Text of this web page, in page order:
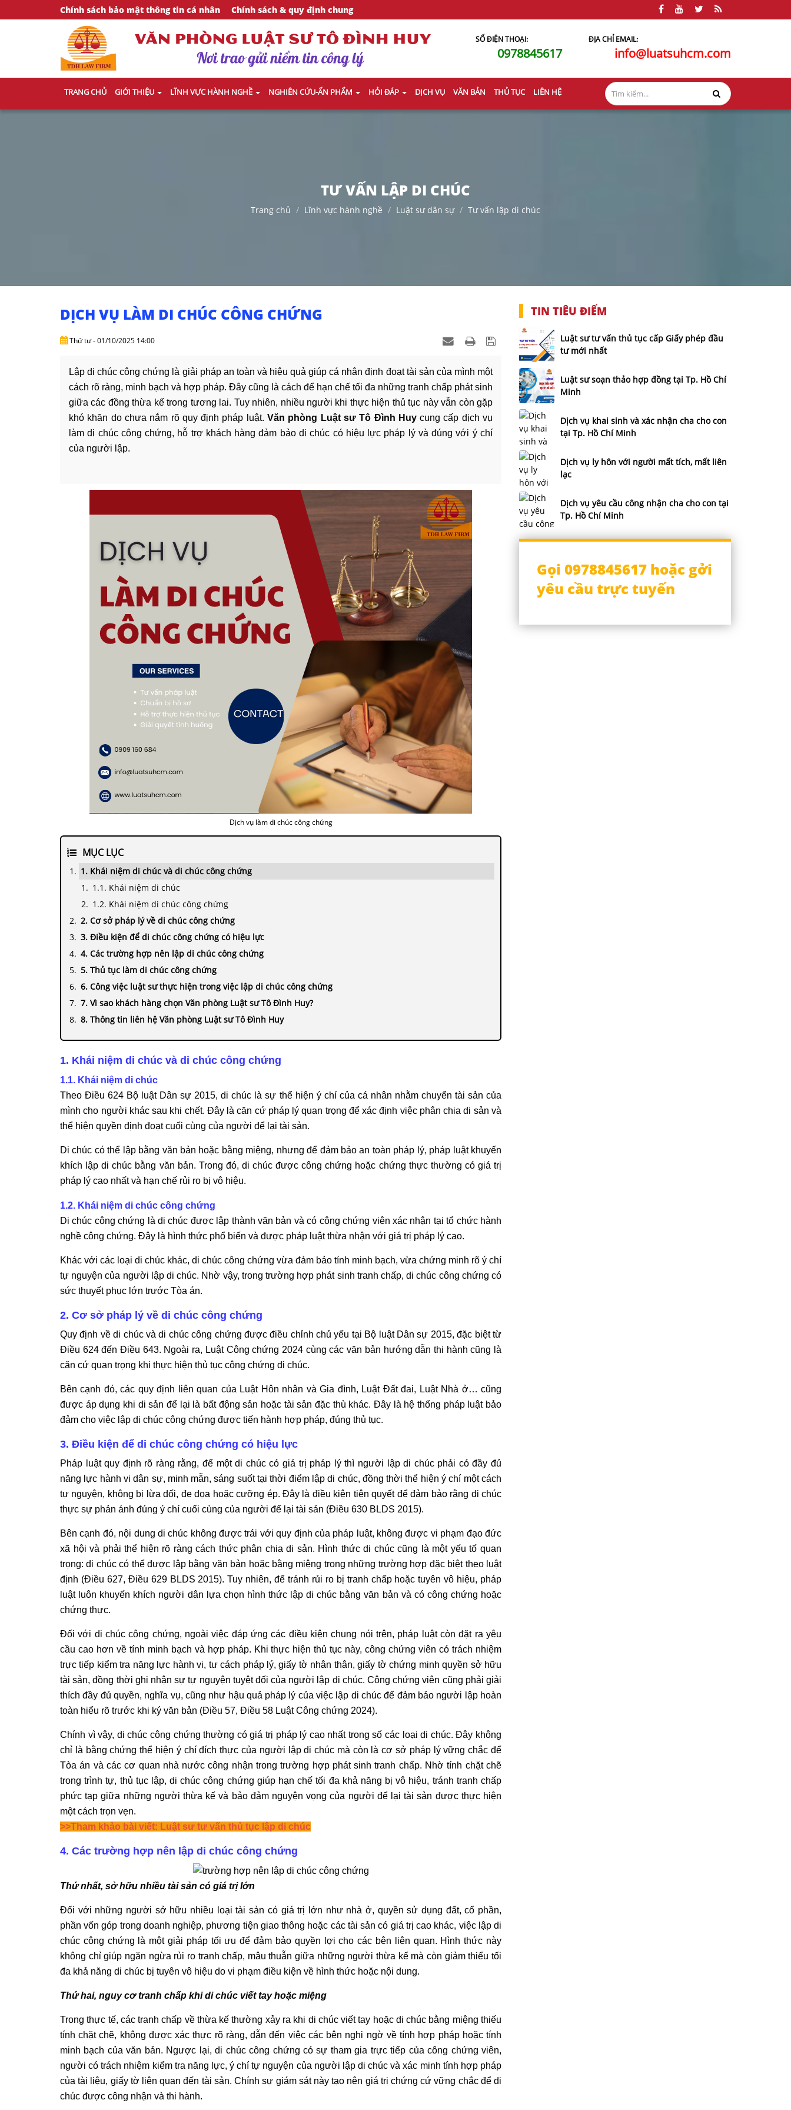
Chính sách bảo mật thông tin cá nhân Chính sách & quy định chung
SỐ ĐIỆN THOẠI:
0978845617
ĐỊA CHỈ EMAIL:
info@luatsuhcm.com
TRANG CHỦ GIỚI THIỆU LĨNH VỰC HÀNH NGHỀ NGHIÊN CỨU-ẤN PHẨM HỎI ĐÁP DỊCH VỤ VĂN BẢN THỦ TỤC LIÊN HỆ
TƯ VẤN LẬP DI CHÚC
Trang chủ Lĩnh vực hành nghề Luật sư dân sự Tư vấn lập di chúc
DỊCH VỤ LÀM DI CHÚC CÔNG CHỨNG
Thứ tư - 01/10/2025 14:00
Lập di chúc công chứng là giải pháp an toàn và hiệu quả giúp cá nhân định đoạt tài sản của mình một
cách rõ ràng, minh bạch và hợp pháp. Đây cũng là cách để hạn chế tối đa những tranh chấp phát sinh
giữa các đồng thừa kế trong tương lai. Tuy nhiên, nhiều người khi thực hiện thủ tục này vẫn còn gặp
khó khăn do chưa nắm rõ quy định pháp luật. Văn phòng Luật sư Tô Đình Huycung cấp dịch vụ
làm di chúc công chứng, hỗ trợ khách hàng đảm bảo di chúc có hiệu lực pháp lý và đúng với ý chí
của người lập.
Dịch vụ làm di chúc công chứng
MỤC LỤC
1. Khái niệm di chúc và di chúc công chứng
1.1. Khái niệm di chúc
1.2. Khái niệm di chúc công chứng
2. Cơ sở pháp lý về di chúc công chứng
3. Điều kiện để di chúc công chứng có hiệu lực
4. Các trường hợp nên lập di chúc công chứng
5. Thủ tục làm di chúc công chứng
6. Công việc luật sư thực hiện trong việc lập di chúc công chứng
7. Vì sao khách hàng chọn Văn phòng Luật sư Tô Đình Huy?
8. Thông tin liên hệ Văn phòng Luật sư Tô Đình Huy
1. Khái niệm di chúc và di chúc công chứng
1.1. Khái niệm di chúc
Theo Điều 624 Bộ luật Dân sự 2015, di chúc là sự thể hiện ý chí của cá nhân nhằm chuyển tài sản của
mình cho người khác sau khi chết. Đây là căn cứ pháp lý quan trọng để xác định việc phân chia di sản và
thể hiện quyền định đoạt cuối cùng của người để lại tài sản.
Di chúc có thể lập bằng văn bản hoặc bằng miệng, nhưng để đảm bảo an toàn pháp lý, pháp luật khuyến
khích lập di chúc bằng văn bản. Trong đó, di chúc được công chứng hoặc chứng thực thường có giá trị
pháp lý cao nhất và hạn chế rủi ro bị vô hiệu.
1.2. Khái niệm di chúc công chứng
Di chúc công chứng là di chúc được lập thành văn bản và có công chứng viên xác nhận tại tổ chức hành
nghề công chứng. Đây là hình thức phổ biến và được pháp luật thừa nhận với giá trị pháp lý cao.
Khác với các loại di chúc khác, di chúc công chứng vừa đảm bảo tính minh bạch, vừa chứng minh rõ ý chí
tự nguyện của người lập di chúc. Nhờ vậy, trong trường hợp phát sinh tranh chấp, di chúc công chứng có
sức thuyết phục lớn trước Tòa án.
2. Cơ sở pháp lý về di chúc công chứng
Quy định về di chúc và di chúc công chứng được điều chỉnh chủ yếu tại Bộ luật Dân sự 2015, đặc biệt từ
Điều 624 đến Điều 643. Ngoài ra, Luật Công chứng 2024 cùng các văn bản hướng dẫn thi hành cũng là
căn cứ quan trọng khi thực hiện thủ tục công chứng di chúc.
Bên cạnh đó, các quy định liên quan của Luật Hôn nhân và Gia đình, Luật Đất đai, Luật Nhà ở… cũng
được áp dụng khi di sản để lại là bất động sản hoặc tài sản đặc thù khác. Đây là hệ thống pháp luật bảo
đảm cho việc lập di chúc công chứng được tiến hành hợp pháp, đúng thủ tục.
3. Điều kiện để di chúc công chứng có hiệu lực
Pháp luật quy định rõ ràng rằng, để một di chúc có giá trị pháp lý thì người lập di chúc phải có đầy đủ
năng lực hành vi dân sự, minh mẫn, sáng suốt tại thời điểm lập di chúc, đồng thời thể hiện ý chí một cách
tự nguyện, không bị lừa dối, đe dọa hoặc cưỡng ép. Đây là điều kiện tiên quyết để đảm bảo rằng di chúc
thực sự phản ánh đúng ý chí cuối cùng của người để lại tài sản (Điều 630 BLDS 2015).
Bên cạnh đó, nội dung di chúc không được trái với quy định của pháp luật, không được vi phạm đạo đức
xã hội và phải thể hiện rõ ràng cách thức phân chia di sản. Hình thức di chúc cũng là một yếu tố quan
trọng: di chúc có thể được lập bằng văn bản hoặc bằng miệng trong những trường hợp đặc biệt theo luật
định (Điều 627, Điều 629 BLDS 2015). Tuy nhiên, để tránh rủi ro bị tranh chấp hoặc tuyên vô hiệu, pháp
luật luôn khuyến khích người dân lựa chọn hình thức lập di chúc bằng văn bản và có công chứng hoặc
chứng thực.
Đối với di chúc công chứng, ngoài việc đáp ứng các điều kiện chung nói trên, pháp luật còn đặt ra yêu
cầu cao hơn về tính minh bạch và hợp pháp. Khi thực hiện thủ tục này, công chứng viên có trách nhiệm
trực tiếp kiểm tra năng lực hành vi, tư cách pháp lý, giấy tờ nhân thân, giấy tờ chứng minh quyền sở hữu
tài sản, đồng thời ghi nhận sự tự nguyện tuyệt đối của người lập di chúc. Công chứng viên cũng phải giải
thích đầy đủ quyền, nghĩa vụ, cũng như hậu quả pháp lý của việc lập di chúc để đảm bảo người lập hoàn
toàn hiểu rõ trước khi ký văn bản (Điều 57, Điều 58 Luật Công chứng 2024).
Chính vì vậy, di chúc công chứng thường có giá trị pháp lý cao nhất trong số các loại di chúc. Đây không
chỉ là bằng chứng thể hiện ý chí đích thực của người lập di chúc mà còn là cơ sở pháp lý vững chắc để
Tòa án và các cơ quan nhà nước công nhận trong trường hợp phát sinh tranh chấp. Nhờ tính chặt chẽ
trong trình tự, thủ tục lập, di chúc công chứng giúp hạn chế tối đa khả năng bị vô hiệu, tránh tranh chấp
phức tạp giữa những người thừa kế và bảo đảm nguyện vọng của người để lại tài sản được thực hiện
một cách trọn vẹn.
>>Tham khảo bài viết: Luật sư tư vấn thủ tục lập di chúc
4. Các trường hợp nên lập di chúc công chứng
Thứ nhất, sở hữu nhiều tài sản có giá trị lớn
Đối với những người sở hữu nhiều loại tài sản có giá trị lớn như nhà ở, quyền sử dụng đất, cổ phần,
phần vốn góp trong doanh nghiệp, phương tiện giao thông hoặc các tài sản có giá trị cao khác, việc lập di
chúc công chứng là một giải pháp tối ưu để đảm bảo quyền lợi cho các bên liên quan. Hình thức này
không chỉ giúp ngăn ngừa rủi ro tranh chấp, mâu thuẫn giữa những người thừa kế mà còn giảm thiểu tối
đa khả năng di chúc bị tuyên vô hiệu do vi phạm điều kiện về hình thức hoặc nội dung.
Thứ hai, nguy cơ tranh chấp khi di chúc viết tay hoặc miệng
Trong thực tế, các tranh chấp về thừa kế thường xảy ra khi di chúc viết tay hoặc di chúc bằng miệng thiếu
tính chặt chẽ, không được xác thực rõ ràng, dẫn đến việc các bên nghi ngờ về tính hợp pháp hoặc tính
minh bạch của văn bản. Ngược lại, di chúc công chứng có sự tham gia trực tiếp của công chứng viên,
người có trách nhiệm kiểm tra năng lực, ý chí tự nguyện của người lập di chúc và xác minh tính hợp pháp
của tài liệu, giấy tờ liên quan đến tài sản. Chính sự giám sát này tạo nên giá trị chứng cứ vững chắc để di
chúc được công nhận và thi hành.
TIN TIÊU ĐIỂM
Luật sư tư vấn thủ tục cấp Giấy phép đầu
tư mới nhất
Luật sư soạn thảo hợp đồng tại Tp. Hồ Chí
Minh
Dịch vụ khai sinh và xác nhận cha cho con
tại Tp. Hồ Chí Minh
Dịch vụ ly hôn với người mất tích, mất liên
lạc
Dịch vụ yêu cầu công nhận cha cho con tại
Tp. Hồ Chí Minh
Gọi 0978845617 hoặc gởi
yêu cầu trực tuyến